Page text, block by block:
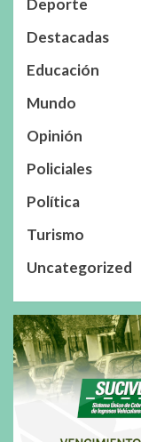
Deporte
Destacadas
Educación
Mundo
Opinión
Policiales
Política
Turismo
Uncategorized